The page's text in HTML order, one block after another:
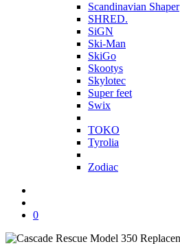
Scandinavian Shaper
SHRED.
SiGN
Ski-Man
SkiGo
Skootys
Skylotec
Super feet
Swix
TOKO
Tyrolia
Zodiac
0